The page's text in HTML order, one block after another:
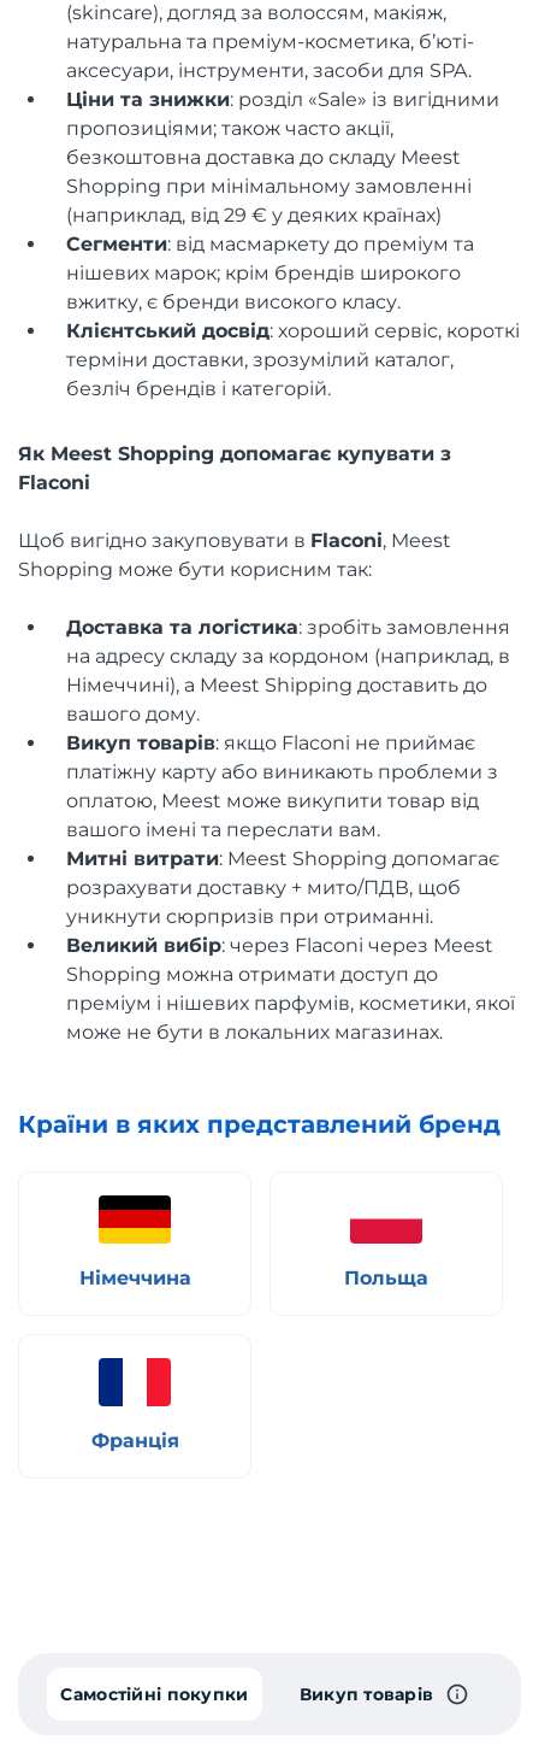
(skincare), догляд за волоссям, макіяж,
натуральна та преміум-косметика, б’юті-
аксесуари, інструменти, засоби для SPA.
Ціни та знижки: розділ «Sale» із вигідними
пропозиціями; також часто акції,
безкоштовна доставка до складу Meest
Shopping при мінімальному замовленні
(наприклад, від 29 € у деяких країнах)
Сегменти: від масмаркету до преміум та
нішевих марок; крім брендів широкого
вжитку, є бренди високого класу.
Клієнтський досвід: хороший сервіс, короткі
терміни доставки, зрозумілий каталог,
безліч брендів і категорій.
Як Meest Shopping допомагає купувати з
Flaconi
Щоб вигідно закуповувати в Flaconi, Meest
Shopping може бути корисним так:
Доставка та логістика: зробіть замовлення
на адресу складу за кордоном (наприклад, в
Німеччині), а Meest Shipping доставить до
вашого дому.
Викуп товарів: якщо Flaconi не приймає
платіжну карту або виникають проблеми з
оплатою, Meest може викупити товар від
вашого імені та переслати вам.
Митні витрати: Meest Shopping допомагає
розрахувати доставку + мито/ПДВ, щоб
уникнути сюрпризів при отриманні.
Великий вибір: через Flaconi через Meest
Shopping можна отримати доступ до
преміум і нішевих парфумів, косметики, якої
може не бути в локальних магазинах.
Країни в яких представлений бренд
Німеччина Польща
Франція
Самостійні покупки Викуп товарів